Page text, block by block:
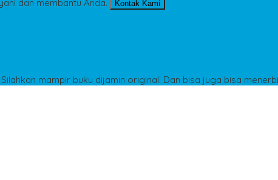
dan membantu Anda. Kontak Kami
mampir buku dijamin original. Dan bisa juga bisa